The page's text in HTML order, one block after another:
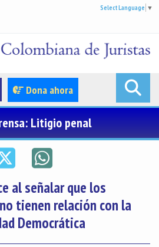
Select Language ▼
Dona ahora
Litigio penal
al señalar que los
tienen relación con la
Democrática